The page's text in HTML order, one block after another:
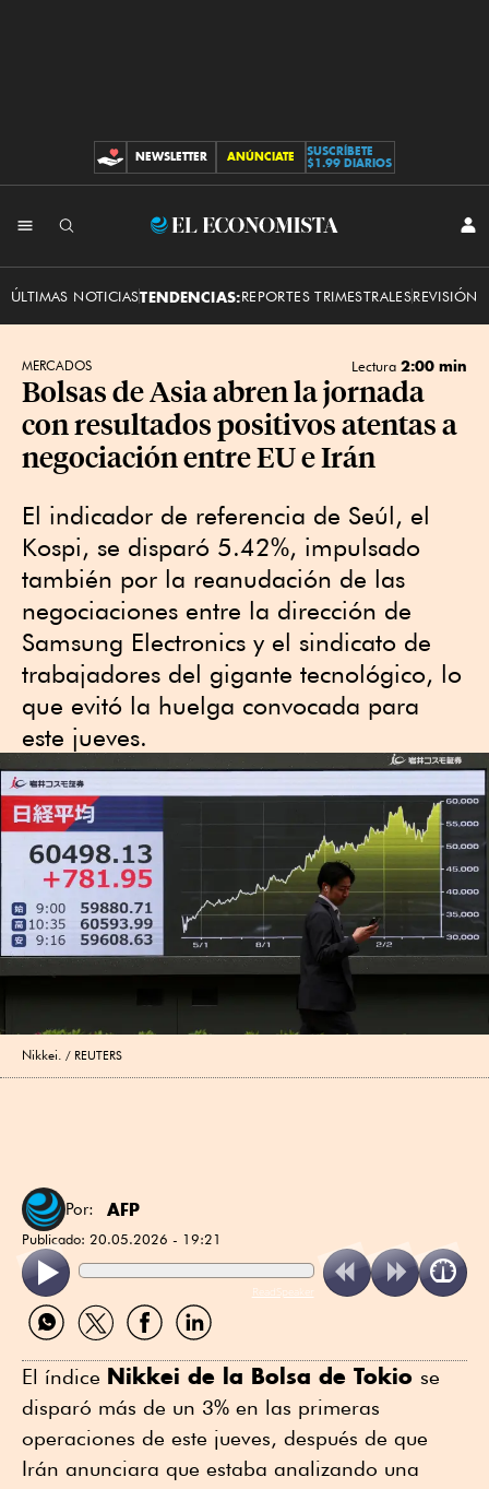
CONTRIBUCIONES
NEWSLETTER ANÚNCIATE
SUSCRÍBETE
$1.99 DIARIOS
El
ÚLTIMAS NOTICIASTENDENCIAS:REPORTES TRIMESTRALESREVISIÓN
MERCADOS Lectura 2:00 min
Bolsas de Asia abren la jornada
con resultados positivos atentas a
negociación entre EU e Irán
El indicador de referencia de Seúl, el
Kospi, se disparó 5.42%, impulsado
también por la reanudación de las
negociaciones entre la dirección de
Samsung Electronics y el sindicato de
trabajadores del gigante tecnológico, lo
que evitó la huelga convocada para
este jueves.
Nikkei. REUTERS
Por: AFP
Publicado: 20.05.2026 - 19:21
ReadSpeaker
Compartir
por
Compartir
por
Compartir
por
Compartir
por
El índice Nikkei de la Bolsa de Tokio se
disparó más de un 3% en las primeras
operaciones de este jueves, después de que
Irán anunciara que estaba analizando una